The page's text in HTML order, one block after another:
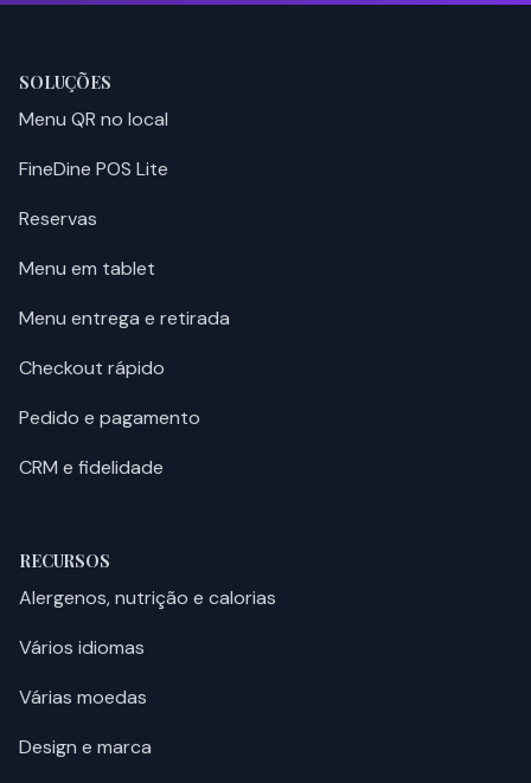
SOLUÇÕES
Menu QR no local
FineDine POS Lite
Reservas
Menu em tablet
Menu entrega e retirada
Checkout rápido
Pedido e pagamento
CRM e fidelidade
RECURSOS
Alergenos, nutrição e calorias
Vários idiomas
Várias moedas
Design e marca